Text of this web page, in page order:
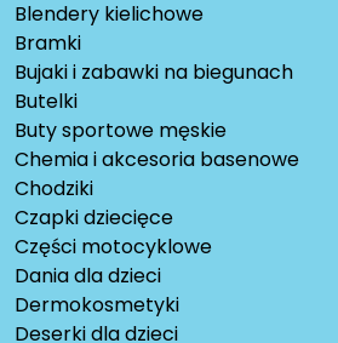
Blendery kielichowe
Bramki
Bujaki i zabawki na biegunach
Butelki
Buty sportowe męskie
Chemia i akcesoria basenowe
Chodziki
Czapki dziecięce
Części motocyklowe
Dania dla dzieci
Dermokosmetyki
Deserki dla dzieci